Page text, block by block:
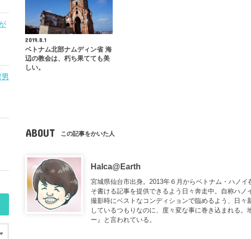
2019.8.1
ベトナム北部ナムディン省 海
辺の教会は、朽ち果てても美
しい。
ABOUT この記事をかいた人
Halca@Earth
宮城県仙台市出身。2013年６月からベトナム・ハノ
そ書ける記事を提供できるよう日々奔走中。自称ハノ
撮影時にベストなコンディションで臨めるよう、日々
しているつもりなのに、度々変な事に巻き込まれる。
ー 』と言われている。